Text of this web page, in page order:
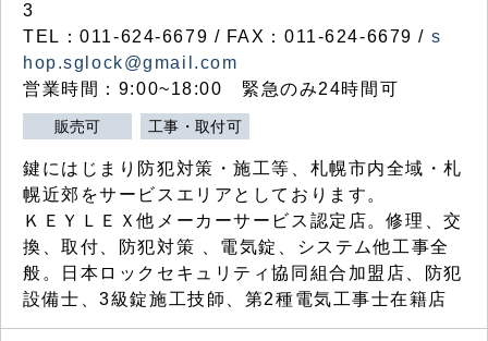
3
TEL：011-624-6679 / FAX：011-624-6679 / s
hop.sglock@gmail.com
営業時間：9:00~18:00 緊急のみ24時間可
販売可 工事・取付可
鍵にはじまり防犯対策・施工等、札幌市内全域・札
幌近郊をサービスエリアとしております。
ＫＥＹＬＥＸ他メーカーサービス認定店。修理、交
換、取付、防犯対策 、電気錠、システム他工事全
般。日本ロックセキュリティ協同組合加盟店、防犯
設備士、3級錠施工技師、第2種電気工事士在籍店